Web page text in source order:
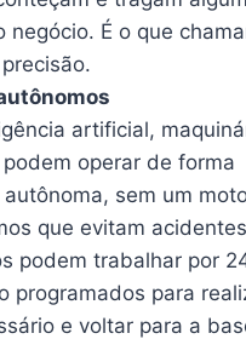
negócio. É o que
artificial,
operar de forma
sem um
que evitam
podem trabalhar por
programados para
e voltar para a